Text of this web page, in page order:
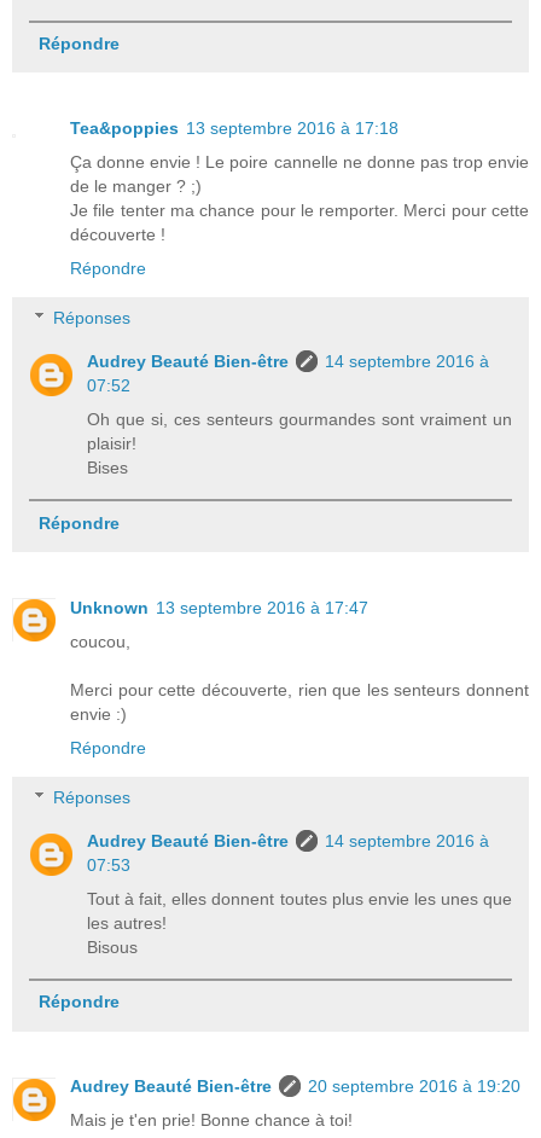
Répondre
Tea&poppies 13 septembre 2016 à 17:18
Ça donne envie ! Le poire cannelle ne donne pas trop envie
de le manger ? ;)
Je file tenter ma chance pour le remporter. Merci pour cette
découverte !
Répondre
Réponses
Audrey Beauté Bien-être
14 septembre 2016 à
07:52
Oh que si, ces senteurs gourmandes sont vraiment un
plaisir!
Bises
Répondre
Unknown 13 septembre 2016 à 17:47
coucou,
Merci pour cette découverte, rien que les senteurs donnent
envie :)
Répondre
Réponses
Audrey Beauté Bien-être
14 septembre 2016 à
07:53
Tout à fait, elles donnent toutes plus envie les unes que
les autres!
Bisous
Répondre
Audrey Beauté Bien-être
20 septembre 2016 à 19:20
Mais je t'en prie! Bonne chance à toi!